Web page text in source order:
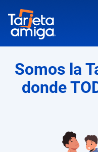
Somos la
donde